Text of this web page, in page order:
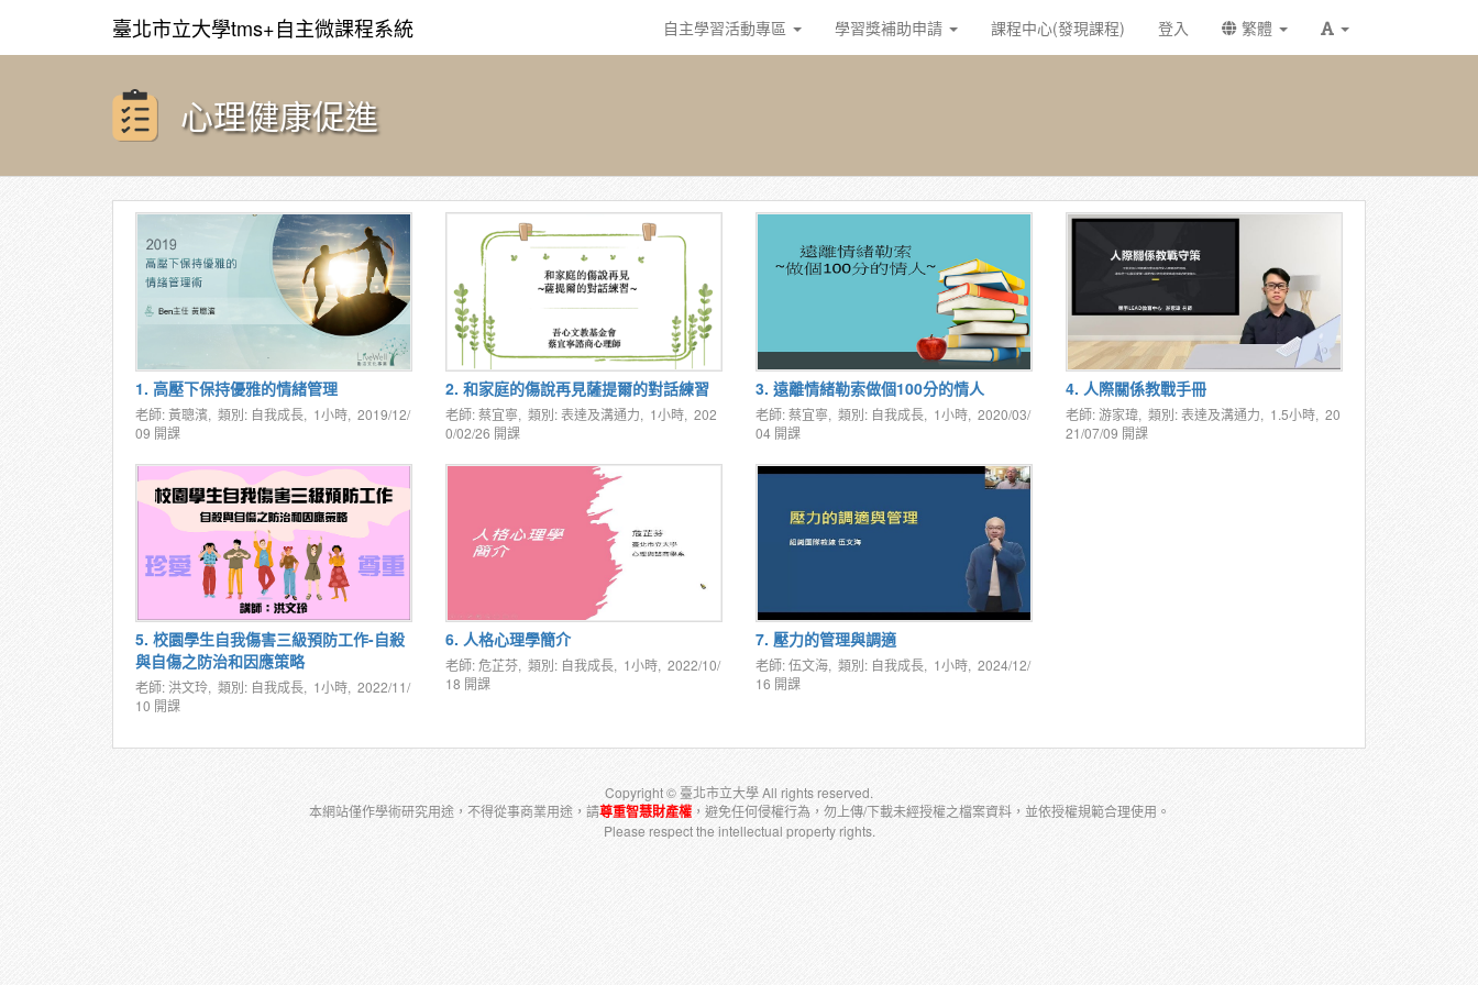
臺北市立大學tms+自主微課程系統 自主學習活動專區 學習獎補助申請 課程中心(發現課程) 登入 繁體
心理健康促進
1. 高壓下保持優雅的情緒管理
老師: 黃聰濱, 類別: 自我成長, 1小時, 2019/12/
09 開課
2. 和家庭的傷說再見薩提爾的對話練習
老師: 蔡宜寧, 類別: 表達及溝通力, 1小時, 202
0/02/26 開課
3. 遠離情緒勒索做個100分的情人
老師: 蔡宜寧, 類別: 自我成長, 1小時, 2020/03/
04 開課
4. 人際關係教戰手冊
老師: 游家瑋, 類別: 表達及溝通力, 1.5小時, 20
21/07/09 開課
5. 校園學生自我傷害三級預防工作-自殺
與自傷之防治和因應策略
老師: 洪文玲, 類別: 自我成長, 1小時, 2022/11/
10 開課
6. 人格心理學簡介
老師: 危芷芬, 類別: 自我成長, 1小時, 2022/10/
18 開課
7. 壓力的管理與調適
老師: 伍文海, 類別: 自我成長, 1小時, 2024/12/
16 開課
Copyright © 臺北市立大學 All rights reserved.
本網站僅作學術研究用途，不得從事商業用途，請尊重智慧財產權，避免任何侵權行為，勿上傳/下載未經授權之檔案資料，並依授權規範合理使用。
Please respect the intellectual property rights.